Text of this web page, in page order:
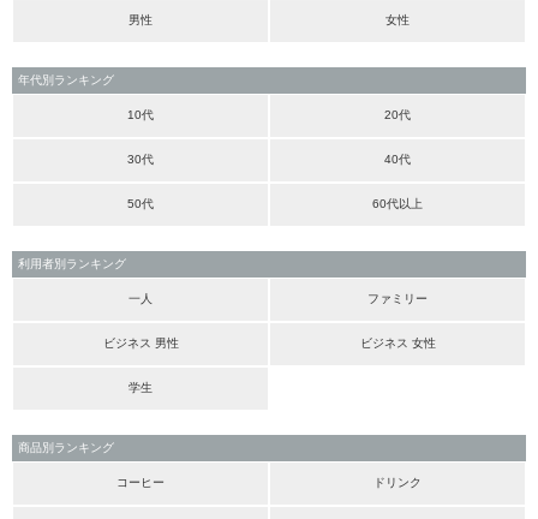
男性 女性
年代別ランキング
10代 20代
30代 40代
50代 60代以上
利用者別ランキング
一人 ファミリー
ビジネス 男性 ビジネス 女性
学生
商品別ランキング
コーヒー ドリンク